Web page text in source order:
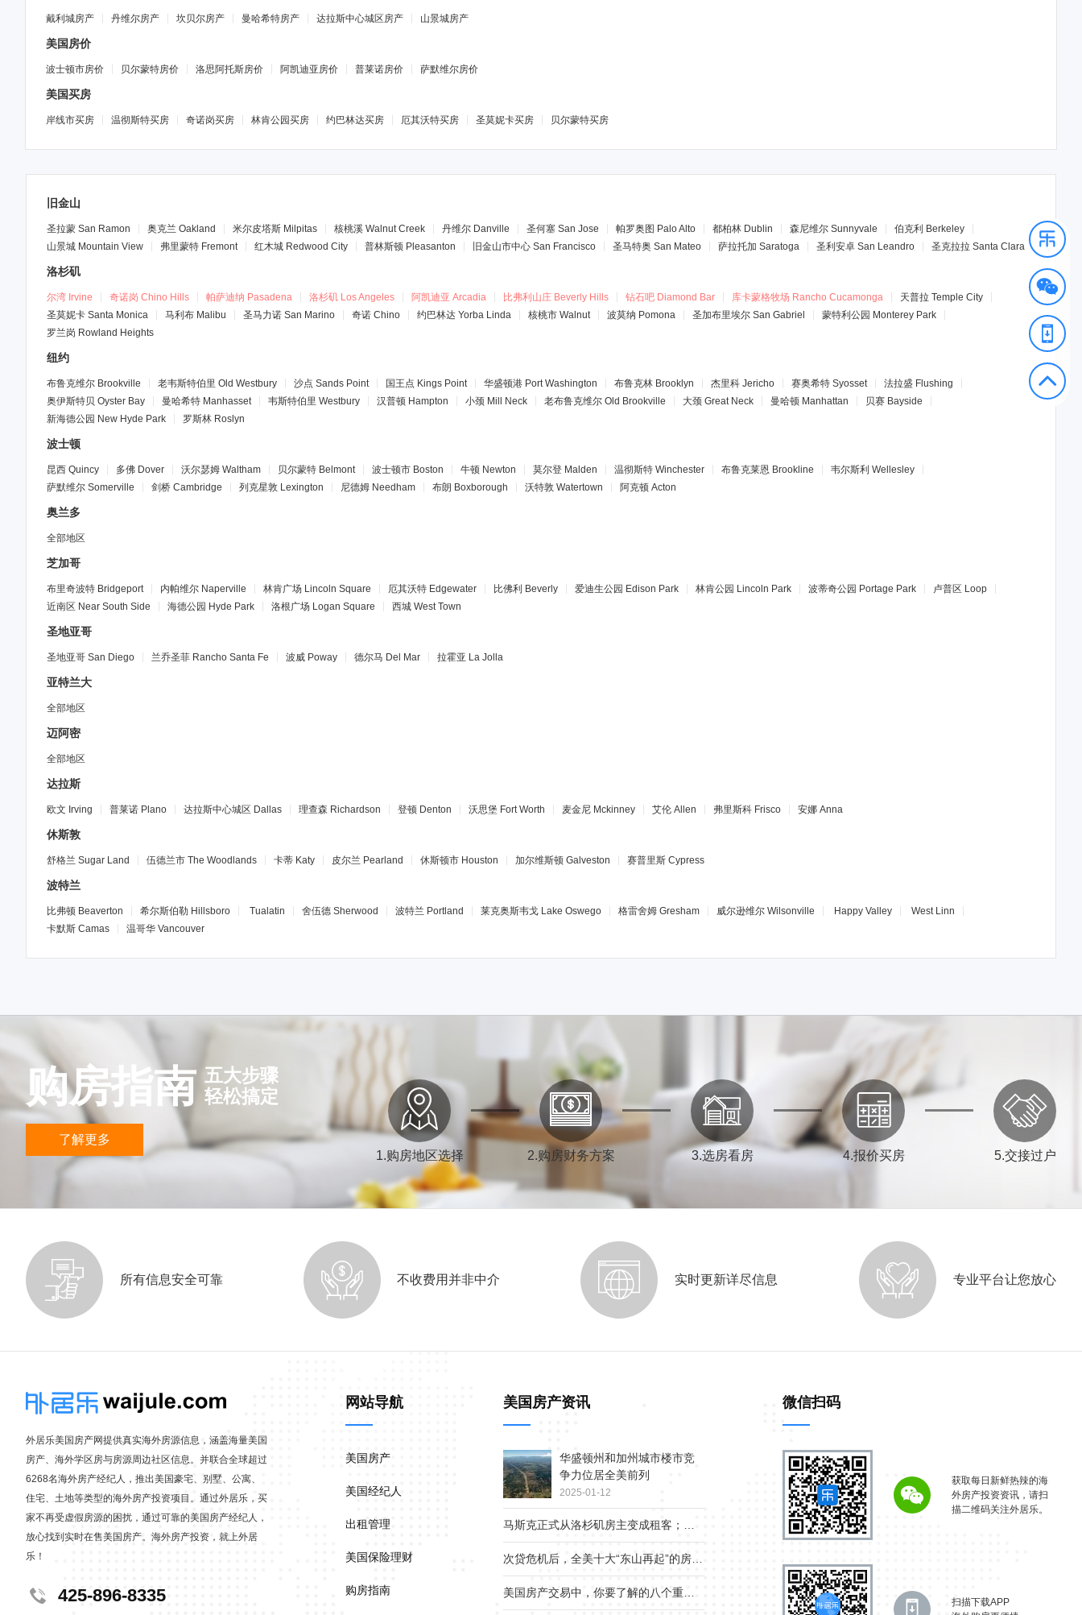
戴利城房产 丹维尔房产 坎贝尔房产 曼哈希特房产 达拉斯中心城区房产 山景城房产
美国房价
波士顿市房价 贝尔蒙特房价 洛思阿托斯房价 阿凯迪亚房价 普莱诺房价 萨默维尔房价
美国买房
岸线市买房 温彻斯特买房 奇诺岗买房 林肯公园买房 约巴林达买房 厄其沃特买房 圣莫妮卡买房 贝尔蒙特买房
旧金山
圣拉蒙 San Ramon 奥克兰 Oakland 米尔皮塔斯 Milpitas 核桃溪 Walnut Creek 丹维尔 Danville 圣何塞 San Jose 帕罗奥图 Palo Alto 都柏林 Dublin 森尼维尔 Sunnyvale 伯克利 Berkeley
山景城 Mountain View 弗里蒙特 Fremont 红木城 Redwood City 普林斯顿 Pleasanton 旧金山市中心 San Francisco 圣马特奥 San Mateo 萨拉托加 Saratoga 圣利安卓 San Leandro 圣克拉拉 Santa Clara
洛杉矶
尔湾 Irvine 奇诺岗 Chino Hills 帕萨迪纳 Pasadena 洛杉矶 Los Angeles 阿凯迪亚 Arcadia 比弗利山庄 Beverly Hills 钻石吧 Diamond Bar 库卡蒙格牧场 Rancho Cucamonga 天普拉 Temple City
圣莫妮卡 Santa Monica 马利布 Malibu 圣马力诺 San Marino 奇诺 Chino 约巴林达 Yorba Linda 核桃市 Walnut 波莫纳 Pomona 圣加布里埃尔 San Gabriel 蒙特利公园 Monterey Park
罗兰岗 Rowland Heights
纽约
布鲁克维尔 Brookville 老韦斯特伯里 Old Westbury 沙点 Sands Point 国王点 Kings Point 华盛顿港 Port Washington 布鲁克林 Brooklyn 杰里科 Jericho 赛奥希特 Syosset 法拉盛 Flushing
奥伊斯特贝 Oyster Bay 曼哈希特 Manhasset 韦斯特伯里 Westbury 汉普顿 Hampton 小颈 Mill Neck 老布鲁克维尔 Old Brookville 大颈 Great Neck 曼哈顿 Manhattan 贝赛 Bayside
新海德公园 New Hyde Park 罗斯林 Roslyn
波士顿
昆西 Quincy 多佛 Dover 沃尔瑟姆 Waltham 贝尔蒙特 Belmont 波士顿市 Boston 牛顿 Newton 莫尔登 Malden 温彻斯特 Winchester 布鲁克莱恩 Brookline 韦尔斯利 Wellesley
萨默维尔 Somerville 剑桥 Cambridge 列克星敦 Lexington 尼德姆 Needham 布朗 Boxborough 沃特敦 Watertown 阿克顿 Acton
奥兰多
全部地区
芝加哥
布里奇波特 Bridgeport 内帕维尔 Naperville 林肯广场 Lincoln Square 厄其沃特 Edgewater 比佛利 Beverly 爱迪生公园 Edison Park 林肯公园 Lincoln Park 波蒂奇公园 Portage Park 卢普区 Loop
近南区 Near South Side 海德公园 Hyde Park 洛根广场 Logan Square 西城 West Town
圣地亚哥
圣地亚哥 San Diego 兰乔圣菲 Rancho Santa Fe 波威 Poway 德尔马 Del Mar 拉霍亚 La Jolla
亚特兰大
全部地区
迈阿密
全部地区
达拉斯
欧文 Irving 普莱诺 Plano 达拉斯中心城区 Dallas 理查森 Richardson 登顿 Denton 沃思堡 Fort Worth 麦金尼 Mckinney 艾伦 Allen 弗里斯科 Frisco 安娜 Anna
休斯敦
舒格兰 Sugar Land 伍德兰市 The Woodlands 卡蒂 Katy 皮尔兰 Pearland 休斯顿市 Houston 加尔维斯顿 Galveston 赛普里斯 Cypress
波特兰
比弗顿 Beaverton 希尔斯伯勒 Hillsboro Tualatin 舍伍德 Sherwood 波特兰 Portland 莱克奥斯韦戈 Lake Oswego 格雷舍姆 Gresham 威尔逊维尔 Wilsonville Happy Valley
West Linn
卡默斯 Camas 温哥华 Vancouver
购房指南 五大步骤
轻松搞定
了解更多
1.购房地区选择 2.购房财务方案 3.选房看房 4.报价买房 5.交接过户
所有信息安全可靠 不收费用并非中介 实时更新详尽信息 专业平台让您放心
外居乐美国房产网提供真实海外房源信息，涵盖海量美国
房产、海外学区房与房源周边社区信息。并联合全球超过
6268名海外房产经纪人，推出美国豪宅、别墅、公寓、
住宅、土地等类型的海外房产投资项目。通过外居乐，买
家不再受虚假房源的困扰，通过可靠的美国房产经纪人，
放心找到实时在售美国房产。海外房产投资，就上外居
乐！
425-896-8335
网站导航
美国房产
美国经纪人
出租管理
美国保险理财
购房指南
美国房产资讯
华盛顿州和加州城市楼市竞
争力位居全美前列
2025-01-12
微信扫码
获取每日新鲜热辣的海
外房产投资资讯，请扫
描二维码关注外居乐。
扫描下载APP